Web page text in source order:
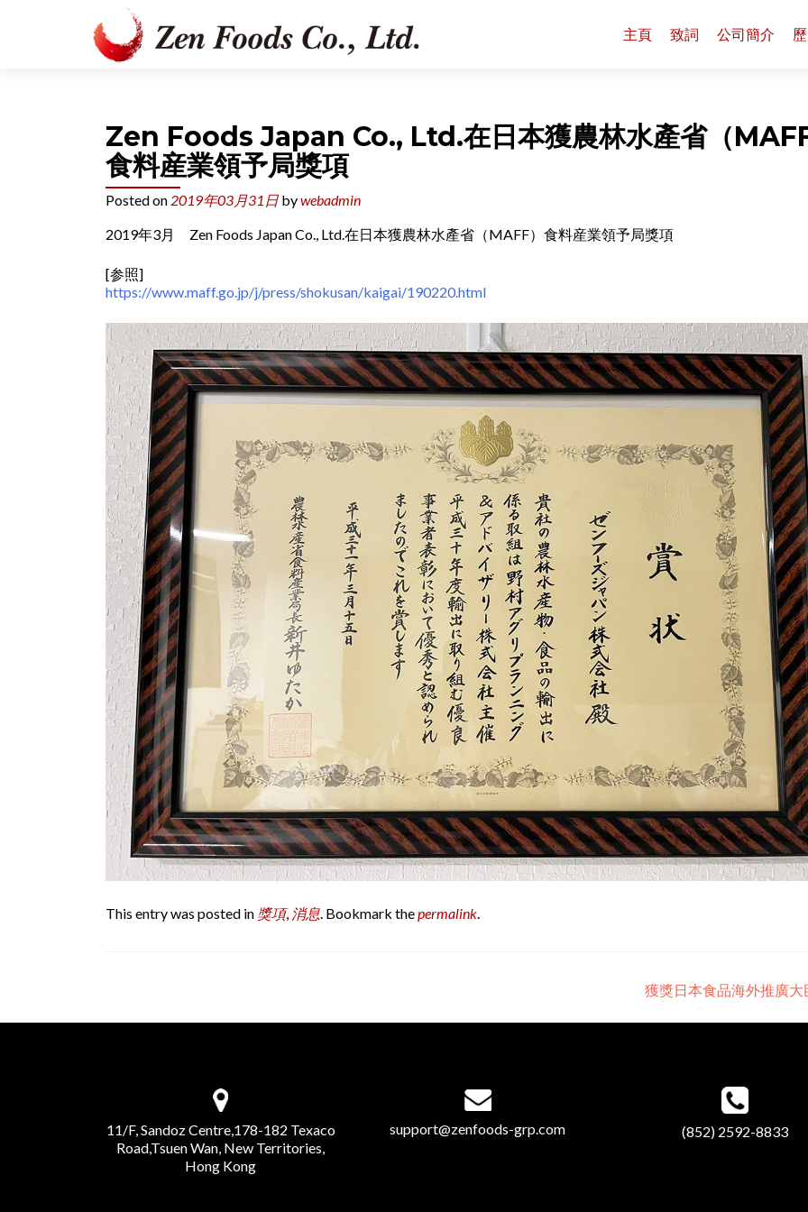
主頁 致詞 公司簡介
Zen Foods Japan Co., Ltd.在日本獲農林水產省（
食料産業領予局獎項
Posted on 2019年03月31日 bywebadmin
2019年3月 Zen Foods Japan Co., Ltd.在日本獲農林水產省（MAFF）食料産業領予局獎項
[参照]
https://www.maff.go.jp/j/press/shokusan/kaigai/190220.html
This entry was posted in 獎項, 消息 . Bookmark thepermalink
獲獎日本食品海外推廣
11/F, Sandoz Centre,178-182 Texaco
Road,Tsuen Wan, New Territories,
Hong Kong
support@zenfoods-grp.com (852) 2592-8833